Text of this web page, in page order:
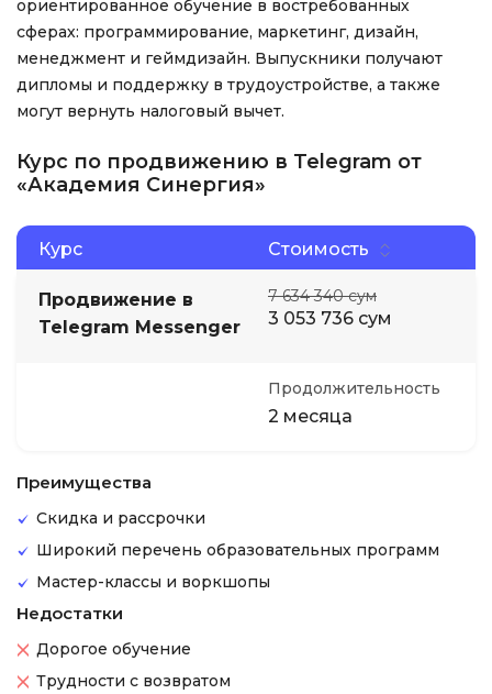
ориентированное обучение в востребованных
сферах: программирование, маркетинг, дизайн,
менеджмент и геймдизайн. Выпускники получают
дипломы и поддержку в трудоустройстве, а также
могут вернуть налоговый вычет.
Курс по продвижению в Telegram от
«Академия Синергия»
Курс Стоимость
Продвижение в
Telegram Messenger
7 634 340 сум
3 053 736 сум
Продолжительность
2 месяца
Преимущества
Скидка и рассрочки
Широкий перечень образовательных программ
Мастер-классы и воркшопы
Недостатки
Дорогое обучение
Трудности с возвратом